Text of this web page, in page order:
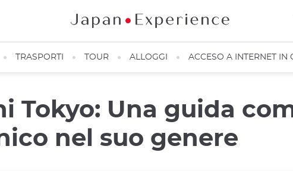
TRASPORTI TOUR ALLOGGI ACCESO A INTERNET IN
Tokyo: Una guida
nel suo genere